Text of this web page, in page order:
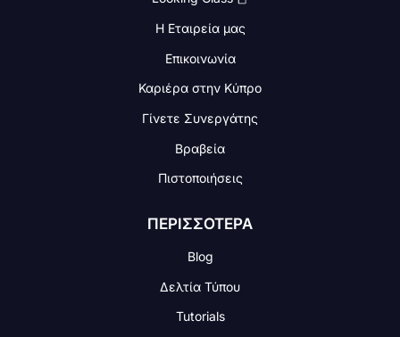
Η Εταιρεία μας
Επικοινωνία
Καριέρα στην Κύπρο
Γίνετε Συνεργάτης
Βραβεία
Πιστοποιήσεις
ΠΕΡΙΣΣΟΤΕΡΑ
Blog
Δελτία Τύπου
Tutorials